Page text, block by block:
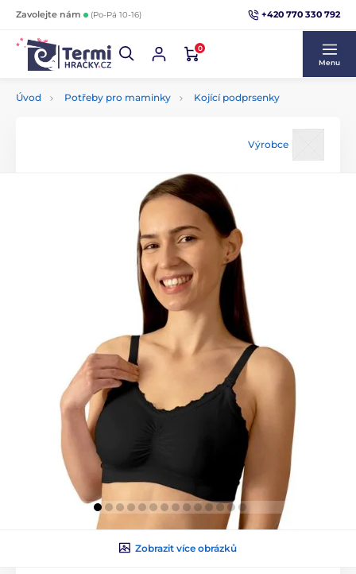
Zavolejte nám (Po-Pá 10-16) +420 770 330 792
0
Menu
Úvod Potřeby pro maminky Kojící podprsenky
Výrobce
Zobrazit více obrázků